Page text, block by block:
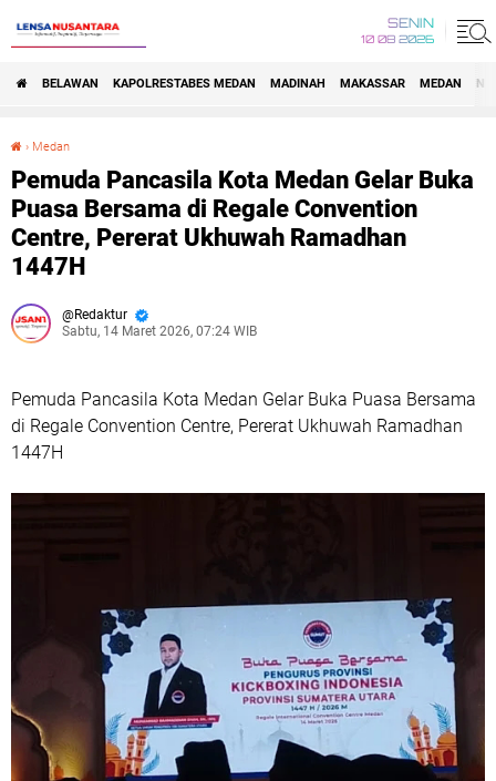
SENIN
10 08 2026
BELAWAN KAPOLRESTABES MEDAN MADINAH MAKASSAR MEDAN
› Medan
Pemuda Pancasila Kota Medan Gelar Buka
Puasa Bersama di Regale Convention
Centre, Pererat Ukhuwah Ramadhan
1447H
Redaktur
Sabtu, 14 Maret 2026, 07:24 WIB
Pemuda Pancasila Kota Medan Gelar Buka Puasa Bersama
di Regale Convention Centre, Pererat Ukhuwah Ramadhan
1447H